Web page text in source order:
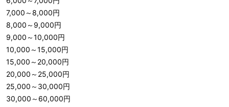
7,000 ～8,000円
8,000 ～ 9,000円
9,000 ～10,000円
10,000 ～15,000円
15,000 ～ 20,000円
20,000 ～ 25,000円
25,000 ～ 30,000円
30,000 ～ 60,000円